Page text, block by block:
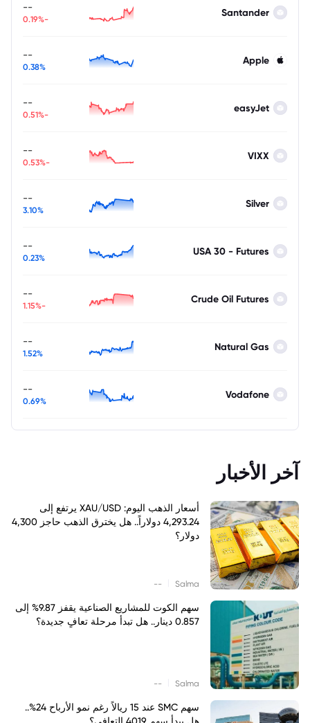
Santander
--
-0.19%
Apple
--
0.38%
easyJet
--
-0.51%
VIXX
--
-0.53%
Silver
--
3.10%
USA 30 - Futures
--
0.23%
Crude Oil Futures
--
-1.15%
Natural Gas
--
1.52%
Vodafone
--
0.69%
آخر الأخبار
أسعار الذهب اليوم: XAU/USD يرتفع إلى
4,293.24 دولاراً.. هل يخترق الذهب حاجز 4,300
دولار؟
Salma
--
سهم الكوت للمشاريع الصناعية يقفز 9.87% إلى
0.857 دينار.. هل تبدأ مرحلة تعافٍ جديدة؟
Salma
--
سهم SMC عند 15 ريالاً رغم نمو الأرباح 24%..